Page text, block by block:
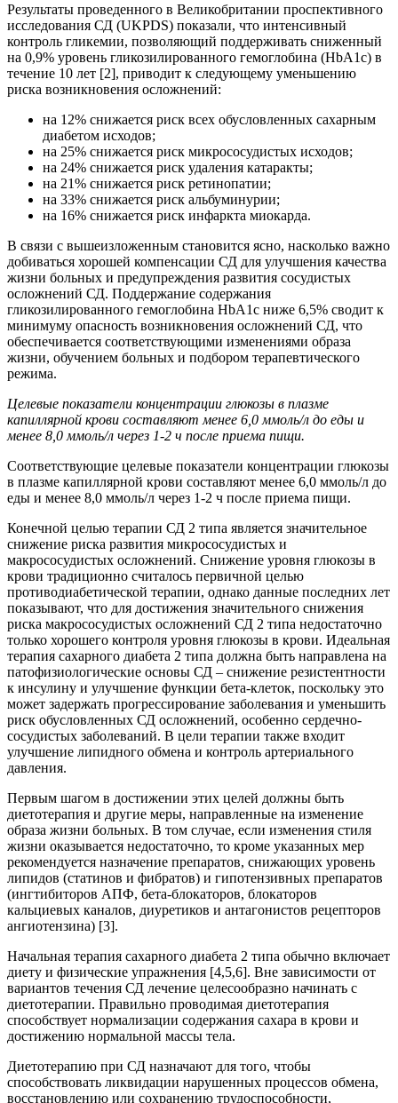
Результаты проведенного в Великобритании проспективного
исследования СД (UKPDS) показали, что интенсивный
контроль гликемии, позволяющий поддерживать сниженный
на 0,9% уровень гликозилированного гемоглобина (HbA1c) в
течение 10 лет [2], приводит к следующему уменьшению
риска возникновения осложнений:
на 12% снижается риск всех обусловленных сахарным
диабетом исходов;
на 25% снижается риск микрососудистых исходов;
на 24% снижается риск удаления катаракты;
на 21% снижается риск ретинопатии;
на 33% снижается риск альбуминурии;
на 16% снижается риск инфаркта миокарда.
В связи с вышеизложенным становится ясно, насколько важно
добиваться хорошей компенсации СД для улучшения качества
жизни больных и предупреждения развития сосудистых
осложнений СД. Поддержание содержания
гликозилированного гемоглобина HbA1c ниже 6,5% сводит к
минимуму опасность возникновения осложнений СД, что
обеспечивается соответствующими изменениями образа
жизни, обучением больных и подбором терапевтического
режима.
Целевые показатели концентрации глюкозы в плазме
капиллярной крови составляют менее 6,0 ммоль/л до еды и
менее 8,0 ммоль/л через 1-2 ч после приема пищи.
Соответствующие целевые показатели концентрации глюкозы
в плазме капиллярной крови составляют менее 6,0 ммоль/л до
еды и менее 8,0 ммоль/л через 1-2 ч после приема пищи.
Конечной целью терапии СД 2 типа является значительное
снижение риска развития микрососудистых и
макрососудистых осложнений. Снижение уровня глюкозы в
крови традиционно считалось первичной целью
противодиабетической терапии, однако данные последних лет
показывают, что для достижения значительного снижения
риска макрососудистых осложнений СД 2 типа недостаточно
только хорошего контроля уровня глюкозы в крови. Идеальная
терапия сахарного диабета 2 типа должна быть направлена на
патофизиологические основы СД – снижение резистентности
к инсулину и улучшение функции бета-клеток, поскольку это
может задержать прогрессирование заболевания и уменьшить
риск обусловленных СД осложнений, особенно сердечно-
сосудистых заболеваний. В цели терапии также входит
улучшение липидного обмена и контроль артериального
давления.
Первым шагом в достижении этих целей должны быть
диетотерапия и другие меры, направленные на изменение
образа жизни больных. В том случае, если изменения стиля
жизни оказывается недостаточно, то кроме указанных мер
рекомендуется назначение препаратов, снижающих уровень
липидов (статинов и фибратов) и гипотензивных препаратов
(ингтибиторов АПФ, бета-блокаторов, блокаторов
кальциевых каналов, диуретиков и антагонистов рецепторов
ангиотензина) [3].
Начальная терапия сахарного диабета 2 типа обычно включает
диету и физические упражнения [4,5,6]. Вне зависимости от
вариантов течения СД лечение целесообразно начинать с
диетотерапии. Правильно проводимая диетотерапия
способствует нормализации содержания сахара в крови и
достижению нормальной массы тела.
Диетотерапию при СД назначают для того, чтобы
способствовать ликвидации нарушенных процессов обмена,
восстановлению или сохранению трудоспособности,